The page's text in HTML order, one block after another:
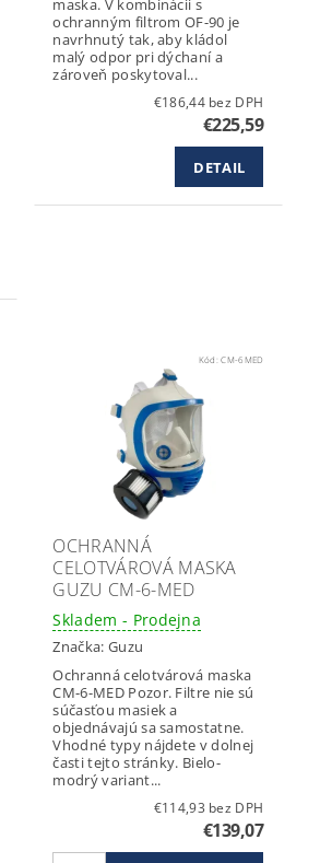
maska. V kombinácii s
ochranným filtrom OF-90 je
navrhnutý tak, aby kládol
malý odpor pri dýchaní a
zároveň poskytoval...
€186,44 bez DPH
€225,59
DETAIL
Kód:CM-6MED
OCHRANNÁ
CELOTVÁROVÁ MASKA
GUZU CM-6-MED
Skladem - Prodejna
Značka: Guzu
Ochranná celotvárová maska
CM-6-MED Pozor. Filtre nie sú
súčasťou masiek a
objednávajú sa samostatne.
Vhodné typy nájdete v dolnej
časti tejto stránky. Bielo-
modrý variant...
€114,93 bez DPH
€139,07